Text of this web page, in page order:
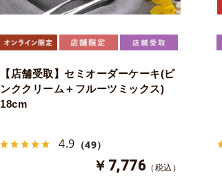
【店舗受取】セミオーダーケーキ(ピ
ンククリーム＋フルーツミックス)
18cm
4.9 （49）
￥7,776 （税込）